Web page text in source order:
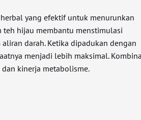
yang efektif untuk menurunkan
teh hijau membantu menstimulasi
darah. Ketika dipadukan dengan
menjadi lebih maksimal.
kinerja metabolisme.